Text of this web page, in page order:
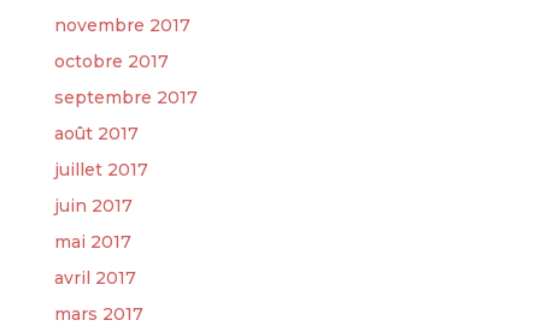
novembre 2017
octobre 2017
septembre 2017
août 2017
juillet 2017
juin 2017
mai 2017
avril 2017
mars 2017